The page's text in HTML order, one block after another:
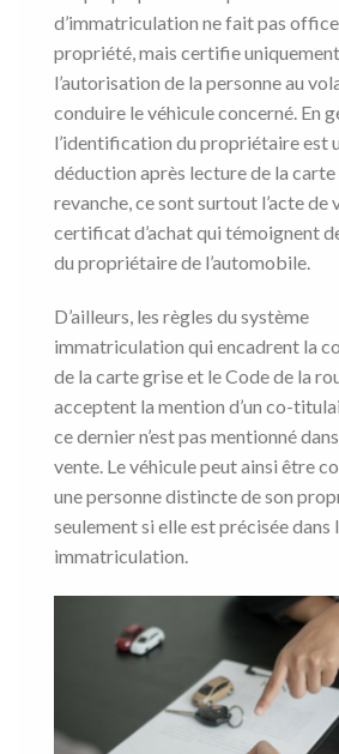
d’immatriculation ne fait pas office
propriété, mais certifie
l’autorisation de la personne au
conduire le véhicule concerné. En
l’identification du propriétaire est
déduction après lecture de la carte
revanche, ce sont surtout l’acte de
certificat d’achat qui témoignent
du propriétaire de l’automobile.
D’ailleurs, les règles du système
immatriculation qui encadrent la
de la carte grise et le Code de la
acceptent la mention d’un co-
ce dernier n’est pas mentionné
vente. Le véhicule peut ainsi être
une personne distincte de son
seulement si elle est précisée
immatriculation.